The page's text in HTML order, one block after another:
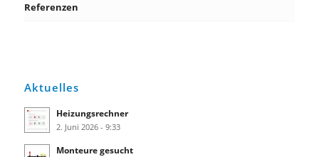
Referenzen
Aktuelles
Heizungsrechner
2. Juni 2026 - 9:33
Monteure gesucht